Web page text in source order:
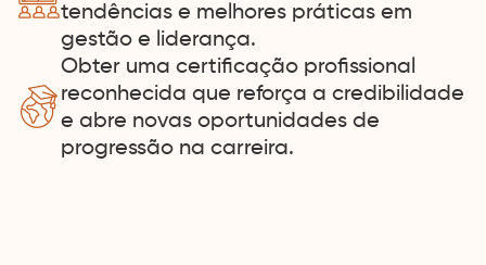
tendências e melhores práticas em
gestão e liderança.
Obter uma certificação profissional
reconhecida que reforça a credibilidade
e abre novas oportunidades de
progressão na carreira.